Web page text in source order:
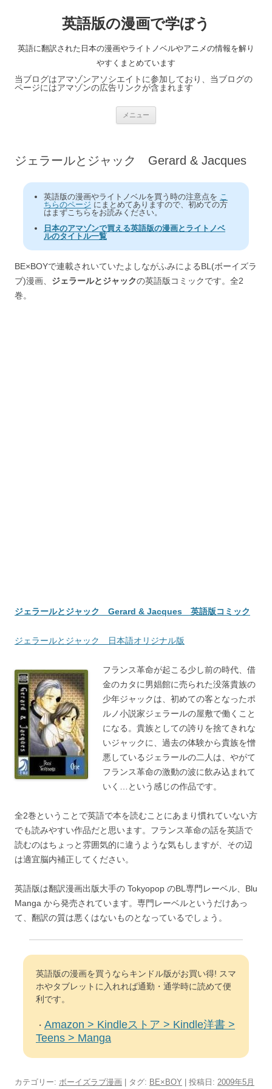
英語版の漫画で学ぼう
英語に翻訳された日本の漫画やライトノベルやアニメの情報を解り
やすくまとめています
当ブログはアマゾンアソシエイトに参加しており、当ブログの
ページにはアマゾンの広告リンクが含まれます
メニュー
ス
ジェラールとジャック Gerard & Jacques
英語版の漫画やライトノベルを買う時の注意点を こ
ちらのページ にまとめてありますので、初めての方
はまずこちらをお読みください。
日本のアマゾンで買える英語版の漫画とライトノベ
ルのタイトル一覧
BE×BOYで連載されいていたよしながふみによるBL(ボーイズラ
ブ)漫画、 ジェラールとジャックの英語版コミックです。全2
巻。
ジェラールとジャック Gerard & Jacques 英語版コミック
ジェラールとジャック 日本語オリジナル版
フランス革命が起こる少し前の時代、借
金のカタに男娼館に売られた没落貴族の
少年ジャックは、初めての客となったポ
ルノ小説家ジェラールの屋敷で働くこと
になる。貴族としての誇りを捨てきれな
いジャックに、過去の体験から貴族を憎
悪しているジェラールの二人は、やがて
フランス革命の激動の波に飲み込まれて
いく…という感じの作品です。
全2巻ということで英語で本を読むことにあまり慣れていない方
でも読みやすい作品だと思います。フランス革命の話を英語で
読むのはちょっと雰囲気的に違うような気もしますが、その辺
は適宜脳内補正してください。
英語版は翻訳漫画出版大手の Tokyopop のBL専門レーベル、Blu
Manga から発売されています。専門レーベルというだけあっ
て、翻訳の質は悪くはないものとなっているでしょう。
英語版の漫画を買うならキンドル版がお買い得! スマ
ホやタブレットに入れれば通勤・通学時に読めて便
利です。
・ Amazon > Kindleストア > Kindle洋書 >
Teens > Manga
カテゴリー: ボーイズラブ漫画 | タグ: BE×BOY | 投稿日: 2009年5月